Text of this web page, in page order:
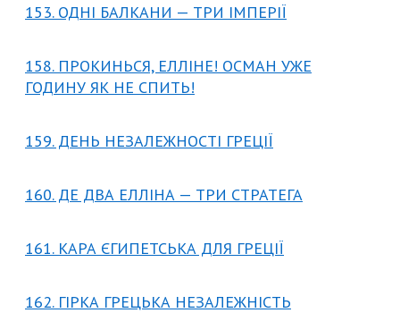
153. ОДНІ БАЛКАНИ — ТРИ ІМПЕРІЇ
158. ПРОКИНЬСЯ, ЕЛЛІНЕ! ОСМАН УЖЕ
ГОДИНУ ЯК НЕ СПИТЬ!
159. ДЕНЬ НЕЗАЛЕЖНОСТІ ГРЕЦІЇ
160. ДЕ ДВА ЕЛЛІНА — ТРИ СТРАТЕГА
161. КАРА ЄГИПЕТСЬКА ДЛЯ ГРЕЦІЇ
162. ГІРКА ГРЕЦЬКА НЕЗАЛЕЖНІСТЬ